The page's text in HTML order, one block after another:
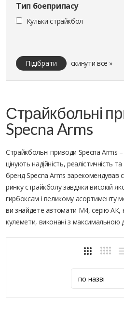
Тип боеприпасу
Кульки страйкбол
Підібрати скинути все »
Страйкбольні
Specna Arms
Страйкбольні приводи Specna Arms –
цінують надійність, реалістичність
бренд Specna Arms зарекомендував
ринку страйкболу завдяки високій
гирбоксам і великому асортименту
ви знайдете автомати M4, серію АК,
кулемети, виконані з максимальною